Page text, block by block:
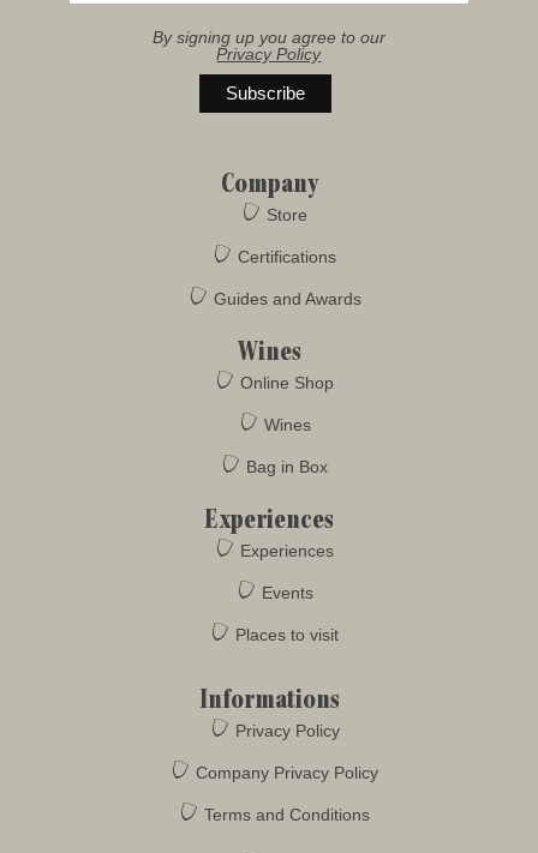
By signing up you agree to our
Privacy Policy
Company
Store
Certifications
Guides and Awards
Wines
Online Shop
Wines
Bag in Box
Experiences
Experiences
Events
Places to visit
Informations
Privacy Policy
Company Privacy Policy
Terms and Conditions